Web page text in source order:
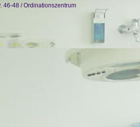
46-48 / Ordinationszentrum